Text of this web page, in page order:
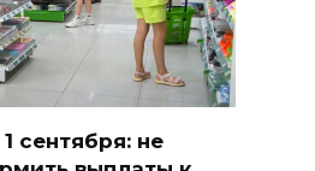
сентября: не